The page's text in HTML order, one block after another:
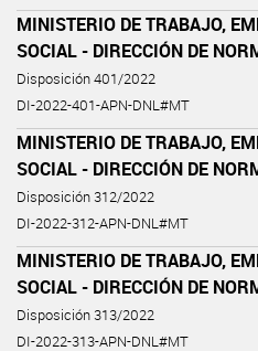
MINISTERIO DE TRABAJO,
SOCIAL - DIRECCIÓN DE
Disposición 401/2022
DI-2022-401-APN-DNL#MT
MINISTERIO DE TRABAJO,
SOCIAL - DIRECCIÓN DE
Disposición 312/2022
DI-2022-312-APN-DNL#MT
MINISTERIO DE TRABAJO,
SOCIAL - DIRECCIÓN DE
Disposición 313/2022
DI-2022-313-APN-DNL#MT